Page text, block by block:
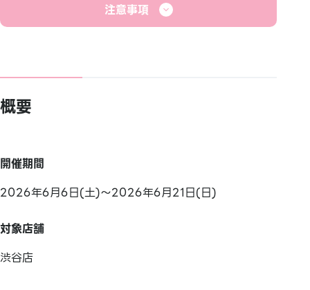
注意事項
概要
開催期間
2026年6月6日(土)～2026年6月21日(日)
対象店舗
渋谷店